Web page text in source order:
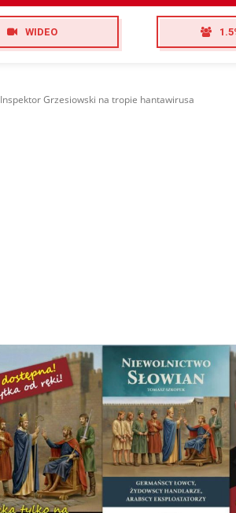
WIDEO
Inspektor Grzesiowski na tropie hantawirusa